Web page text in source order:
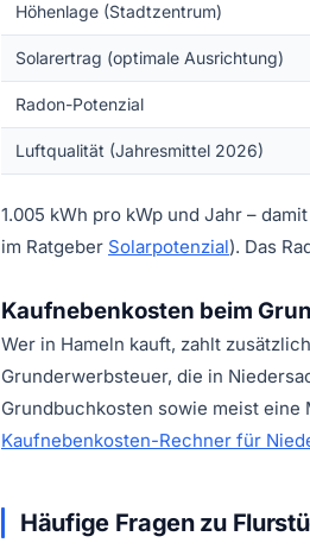
Höhenlage (Stadtzentrum)
Solarertrag (optimale Ausrichtung)
Radon-Potenzial
Luftqualität (Jahresmittel 2026)
1.005 kWh pro kWp und Jahr –
im Ratgeber Solarpotenzial). Das
Kaufnebenkosten beim
Wer in Hameln kauft, zahlt
Grunderwerbsteuer, die in
Grundbuchkosten sowie meist eine
Kaufnebenkosten-Rechner für
Häufige Fragen zu